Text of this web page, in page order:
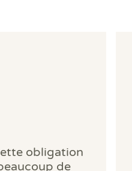
obligation
de